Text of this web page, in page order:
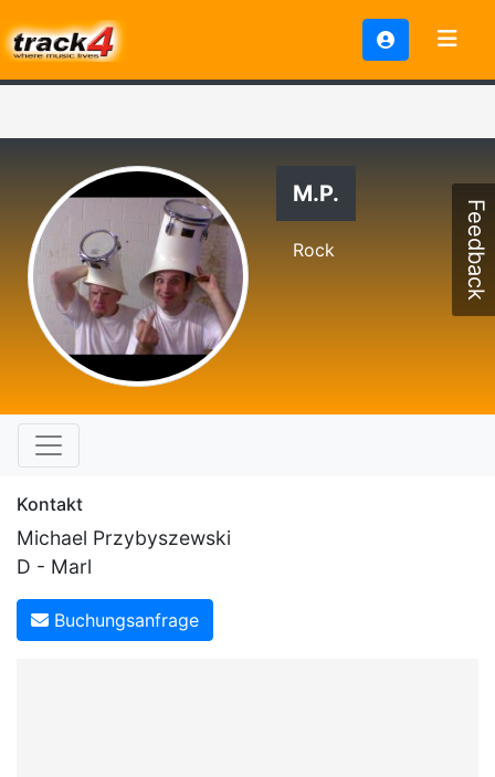
M.P.
Rock
Kontakt
Michael Przybyszewski
D - Marl
Buchungsanfrage
Feedback